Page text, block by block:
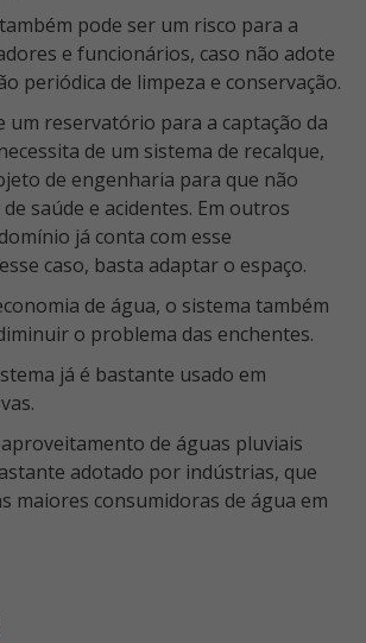
e funcionários, caso não adote
periódica de limpeza e conservação.
de um sistema de recalque,
de engenharia para que não
saúde e acidentes. Em outros
já conta com esse
caso, basta adaptar o espaço.
o problema das enchentes.
adotado por indústrias, que
maiores consumidoras de água em